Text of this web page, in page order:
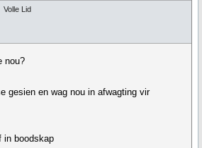
Volle Lid
nou?
gesien en wag nou in afwagting vir
in boodskap